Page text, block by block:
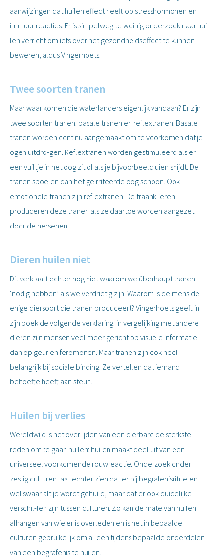
aanwijzingen dat huilen effect heeft op stresshormonen en
immuunreacties. Er is simpelweg te weinig onderzoek naar hui-
len verricht om iets over het gezondheidseffect te kunnen
beweren, aldus Vingerhoets.
Twee soorten tranen
Maar waar komen die waterlanders eigenlijk vandaan? Er zijn
twee soorten tranen: basale tranen en reflextranen. Basale
tranen worden continu aangemaakt om te voorkomen dat je
ogen uitdro-gen. Reflextranen worden gestimuleerd als er
een vuiltje in het oog zit of als je bijvoorbeeld uien snijdt. De
tranen spoelen dan het geïrriteerde oog schoon. Ook
emotionele tranen zijn reflextranen. De traanklieren
produceren deze tranen als ze daartoe worden aangezet
door de hersenen.
Dieren huilen niet
Dit verklaart echter nog niet waarom we überhaupt tranen
‘nodig hebben’ als we verdrietig zijn. Waarom is de mens de
enige diersoort die tranen produceert? Vingerhoets geeft in
zijn boek de volgende verklaring: in vergelijking met andere
dieren zijn mensen veel meer gericht op visuele informatie
dan op geur en feromonen. Maar tranen zijn ook heel
belangrijk bij sociale binding. Ze vertellen dat iemand
behoefte heeft aan steun.
Huilen bij verlies
Wereldwijd is het overlijden van een dierbare de sterkste
reden om te gaan huilen: huilen maakt deel uit van een
universeel voorkomende rouwreactie. Onderzoek onder
zestig culturen laat echter zien dat er bij begrafenisrituelen
weliswaar altijd wordt gehuild, maar dat er ook duidelijke
verschil-len zijn tussen culturen. Zo kan de mate van huilen
afhangen van wie er is overleden en is het in bepaalde
culturen gebruikelijk om alleen tijdens bepaalde onderdelen
van een begrafenis te huilen.